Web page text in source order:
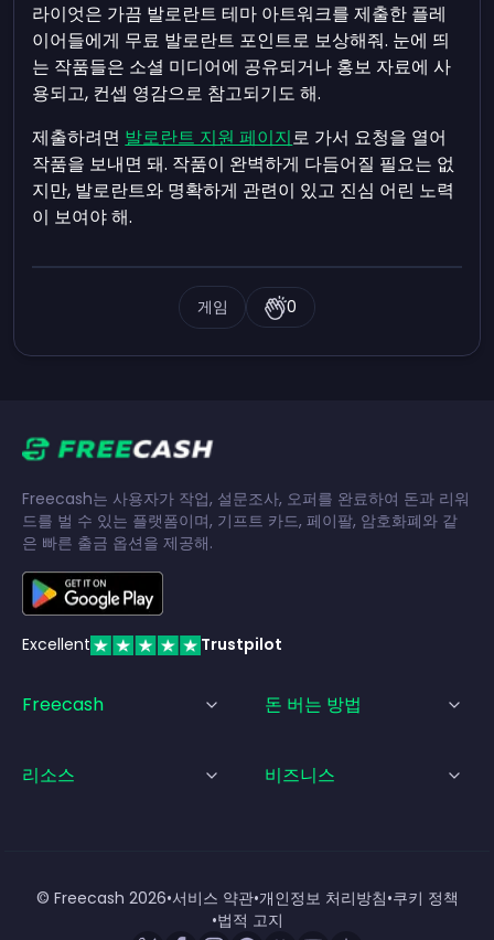
라이엇은 가끔 발로란트 테마 아트워크를 제출한 플레
이어들에게 무료 발로란트 포인트로 보상해줘. 눈에 띄
는 작품들은 소셜 미디어에 공유되거나 홍보 자료에 사
용되고, 컨셉 영감으로 참고되기도 해.
제출하려면 발로란트 지원 페이지로 가서 요청을 열어
작품을 보내면 돼. 작품이 완벽하게 다듬어질 필요는 없
지만, 발로란트와 명확하게 관련이 있고 진심 어린 노력
이 보여야 해.
게임 0
Freecash는 사용자가 작업, 설문조사, 오퍼를 완료하여 돈과 리워
드를 벌 수 있는 플랫폼이며, 기프트 카드, 페이팔, 암호화폐와 같
은 빠른 출금 옵션을 제공해.
Excellent Trustpilot
Freecash 돈 버는 방법
리소스 비즈니스
© Freecash 2026•서비스 약관•개인정보 처리방침•쿠키 정책
•법적 고지